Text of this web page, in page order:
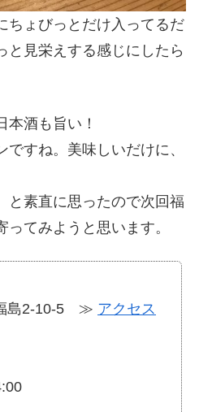
ちょびっとだけ入ってるだ
と見栄えする感じにしたら
本酒も旨い！
すね。美味しいだけに、
と素直に思ったので次回福
てみようと思います。
島2-10-5 ≫ アクセス